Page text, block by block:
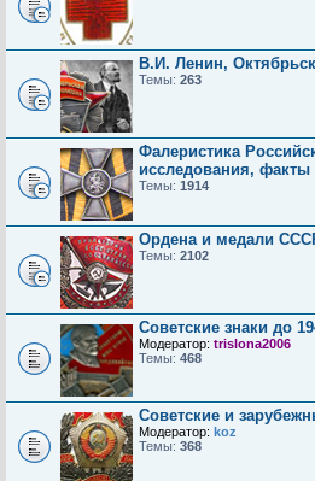
В.И. Ленин,
Темы: 263
Фалеристика
исследования, факты
Темы: 1914
Ордена и медали
Темы: 2102
Советские знаки до
Модератор: trislona2006
Темы: 468
Советские и
Модератор: koz
Темы: 368